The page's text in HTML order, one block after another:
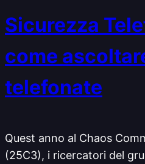
Sicurezza
come
telefonate
Quest anno al Chaos
(25C3), i ricercatori del